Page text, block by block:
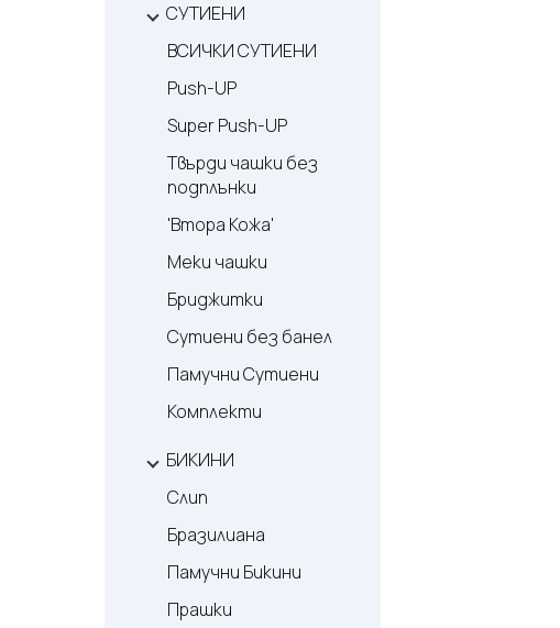
СУТИЕНИ
ВСИЧКИ СУТИЕНИ
Push-UP
Super Push-UP
Твърди чашки без
подплънки
'Втора Кожа'
Меки чашки
Бриджитки
Сутиени без банел
Памучни Сутиени
Комплекти
БИКИНИ
Слип
Бразилиана
Памучни Бикини
Прашки